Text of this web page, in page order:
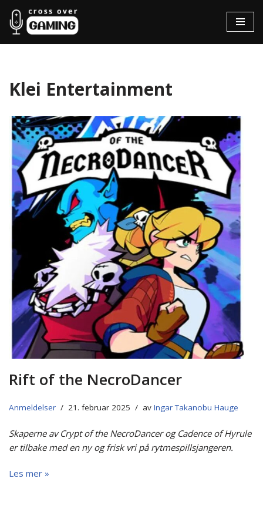
Hopp
til
Klei Entertainment
Rift of the NecroDancer
Anmeldelser 21. februar 2025 av Ingar Takanobu Hauge
Skaperne av Crypt of the NecroDancer og Cadence of Hyrule
er tilbake med en ny og frisk vri på rytmespillsjangeren.
Les mer »